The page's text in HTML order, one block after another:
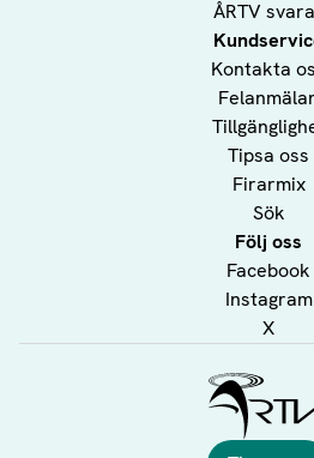
ÅRTV
Kontakta
Tipsa oss
Firarmix
Sök
Följ oss
Facebook
Instagram
X